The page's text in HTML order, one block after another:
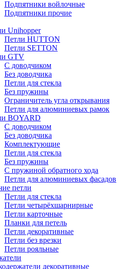
Подпятники войлочные
Подпятники прочие
Unihopper
Петли HUTTON
Петли SETTON
GTV
С доводчиком
Без доводчика
Петли для стекла
Без пружины
Ограничитель угла открывания
Петли для алюминиевых рамок
BOYARD
С доводчиком
Без доводчика
Комплектующие
Петли для стекла
Без пружины
С пружиной обратного хода
Петли для алюминиевых фасадов
петли
Петли для стекла
Петли четырёхшарнирные
Петли карточные
Планки для петель
Петли декоративные
Петли без врезки
Петли рояльные
декоративные